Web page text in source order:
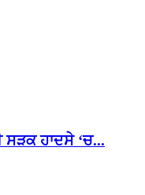
ਹਾਦਸੇ ‘ਚ...